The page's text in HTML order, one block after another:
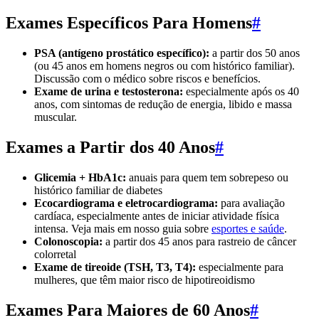
Exames Específicos Para Homens#
PSA (antígeno prostático específico): a partir dos 50 anos
(ou 45 anos em homens negros ou com histórico familiar).
Discussão com o médico sobre riscos e benefícios.
Exame de urina e testosterona: especialmente após os 40
anos, com sintomas de redução de energia, libido e massa
muscular.
Exames a Partir dos 40 Anos#
Glicemia + HbA1c: anuais para quem tem sobrepeso ou
histórico familiar de diabetes
Ecocardiograma e eletrocardiograma: para avaliação
cardíaca, especialmente antes de iniciar atividade física
intensa. Veja mais em nosso guia sobre esportes e saúde.
Colonoscopia: a partir dos 45 anos para rastreio de câncer
colorretal
Exame de tireoide (TSH, T3, T4): especialmente para
mulheres, que têm maior risco de hipotireoidismo
Exames Para Maiores de 60 Anos#